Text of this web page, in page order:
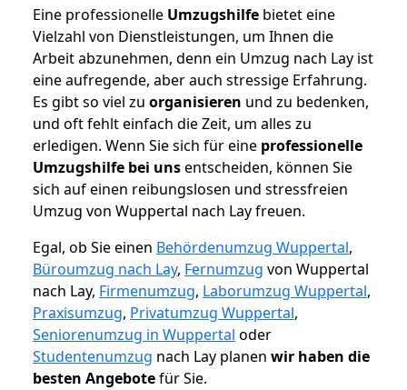
Eine professionelle Umzugshilfe bietet eine
Vielzahl von Dienstleistungen, um Ihnen die
Arbeit abzunehmen, denn ein Umzug nach Lay ist
eine aufregende, aber auch stressige Erfahrung.
Es gibt so viel zu organisieren und zu bedenken,
und oft fehlt einfach die Zeit, um alles zu
erledigen. Wenn Sie sich für eine professionelle
Umzugshilfe bei unsentscheiden, können Sie
sich auf einen reibungslosen und stressfreien
Umzug von Wuppertal nach Lay freuen.
Egal, ob Sie einen Behördenumzug Wuppertal,
Büroumzug nach Lay, Fernumzug von Wuppertal
nach Lay, Firmenumzug, Laborumzug Wuppertal,
Praxisumzug, Privatumzug Wuppertal,
Seniorenumzug in Wuppertal oder
Studentenumzug nach Lay planen wir haben die
besten Angebotefür Sie.